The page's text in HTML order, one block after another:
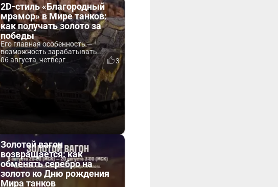
2D-стиль «Благородный
мрамор» в Мире танков:
как получать золото за
победы
Его главная особенность —
возможность зарабатывать...
06 августа, четверг
3
Золотой вагон
возвращается: как
обменять серебро на
золото ко Дню рождения
Мира танков